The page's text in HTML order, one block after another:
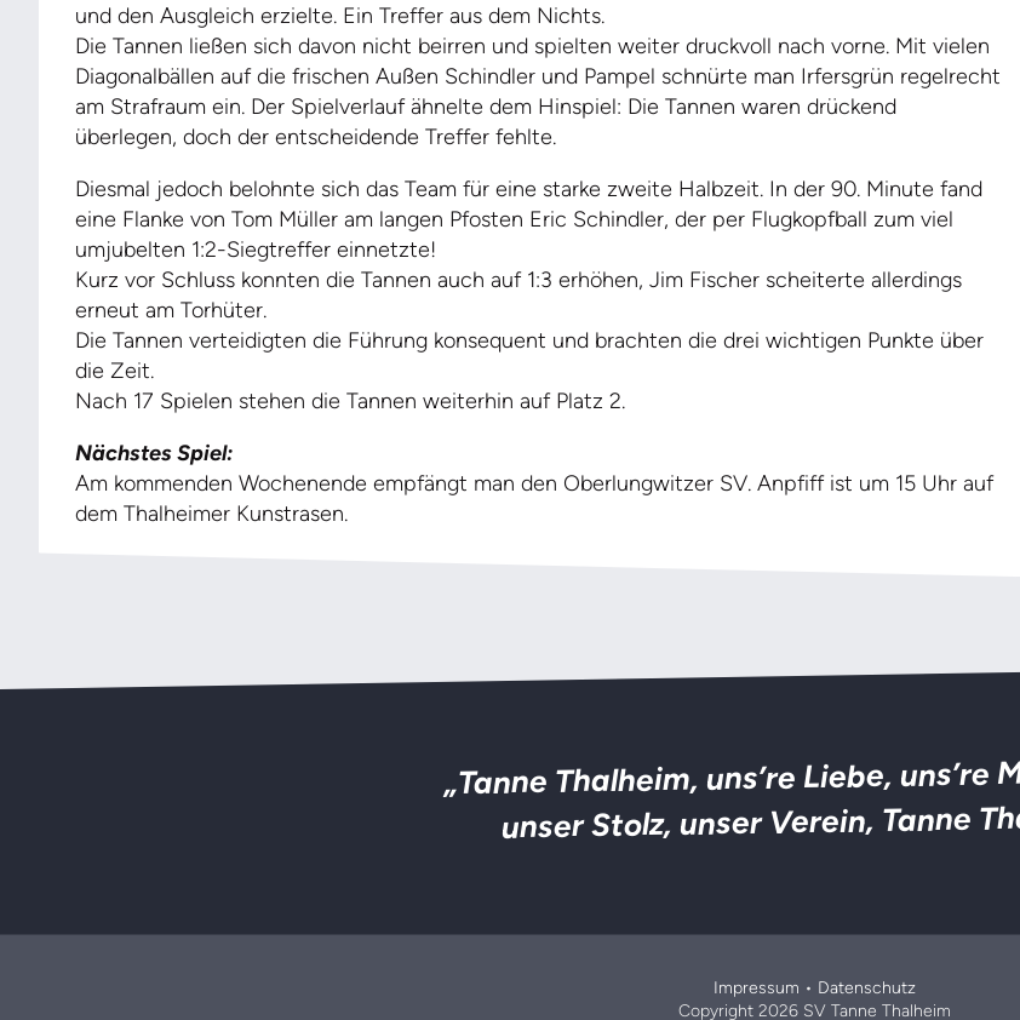
und den Ausgleich erzielte. Ein Treffer aus dem Nichts.
Die Tannen ließen sich davon nicht beirren und spielten weiter druckvoll nach vorne. Mit vielen
Diagonalbällen auf die frischen Außen Schindler und Pampel schnürte man Irfersgrün regelrecht
am Strafraum ein. Der Spielverlauf ähnelte dem Hinspiel: Die Tannen waren drückend
überlegen, doch der entscheidende Treffer fehlte.
Diesmal jedoch belohnte sich das Team für eine starke zweite Halbzeit. In der 90. Minute fand
eine Flanke von Tom Müller am langen Pfosten Eric Schindler, der per Flugkopfball zum viel
umjubelten 1:2-Siegtreffer einnetzte!
Kurz vor Schluss konnten die Tannen auch auf 1:3 erhöhen, Jim Fischer scheiterte allerdings
erneut am Torhüter.
Die Tannen verteidigten die Führung konsequent und brachten die drei wichtigen Punkte über
die Zeit.
Nach 17 Spielen stehen die Tannen weiterhin auf Platz 2.
Nächstes Spiel:
Am kommenden Wochenende empfängt man den Oberlungwitzer SV. Anpfiff ist um 15 Uhr auf
dem Thalheimer Kunstrasen.
„Tanne Thalheim, uns’re Liebe, uns’re
unser Stolz, unser Verein, Tanne
Impressum • Datenschutz
Copyright 2026 SV Tanne Thalheim